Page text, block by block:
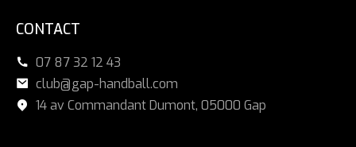
CONTACT
07 87 32 12 43
club@gap-handball.com
14 av Commandant Dumont, 05000 Gap